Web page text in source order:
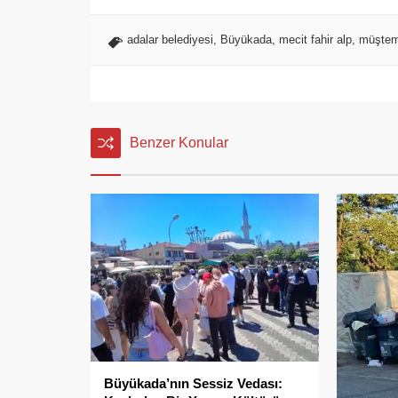
adalar belediyesi, Büyükada, mecit fahir alp,
Benzer Konular
Büyükada’nın Sessiz Vedası: